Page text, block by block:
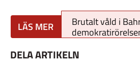
Brutalt våld i
DELA ARTIKELN